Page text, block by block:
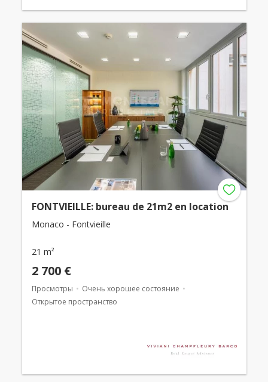
FONTVIEILLE: bureau de 21m2 en location
Monaco - Fontvieille
21 m²
2 700 €
Просмотры
Очень хорошее состояние
Открытое пространство